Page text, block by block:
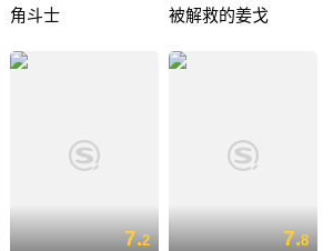
角斗士 被解救的姜戈
7.2 7.8